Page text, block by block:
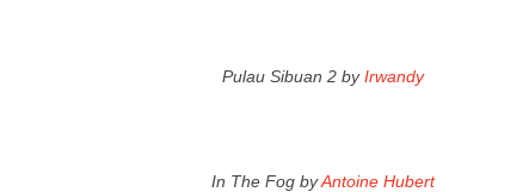
Pulau Sibuan 2 byIrwandy
In The Fog byAntoine Hubert